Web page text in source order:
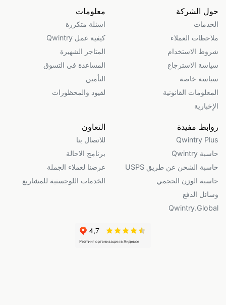
حول الشركة
الخدمات
ملاحظات العملاء
شروط الاستخدام
سياسة الاسترجاع
سياسة خاصة
المعلومات القانونية
الإخبارية
معلومات
اسئلة متكررة
كيفية عمل Qwintry
المتاجر الشهيرة
المساعدة في التسوق
التأمين
لقيود والمحظورات
روابط مفيدة
Qwintry Plus
حاسبة Qwintry
حاسبة الشحن عن طريق USPS
حاسبة الوزن الحجمي
وسائل الدفع
Qwintry.Global
التعاون
للاتصال بنا
برنامج الاحالة
عرضنا لعملاء الجملة
الخدمات اللوجستية للمشاريع